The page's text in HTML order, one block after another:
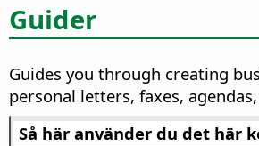
Guider
Guides you through creating
personal letters, faxes,
Så här använder du det här